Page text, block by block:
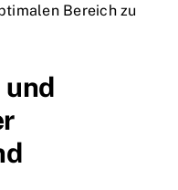
Bereich zu